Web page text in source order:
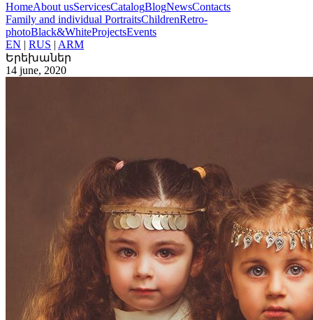
HomeAbout usServicesCatalogBlogNewsContacts
Family and individual PortraitsChildrenRetro-
photoBlack&WhiteProjectsEvents
EN | RUS | ARM
Երեխաներ
14 june, 2020